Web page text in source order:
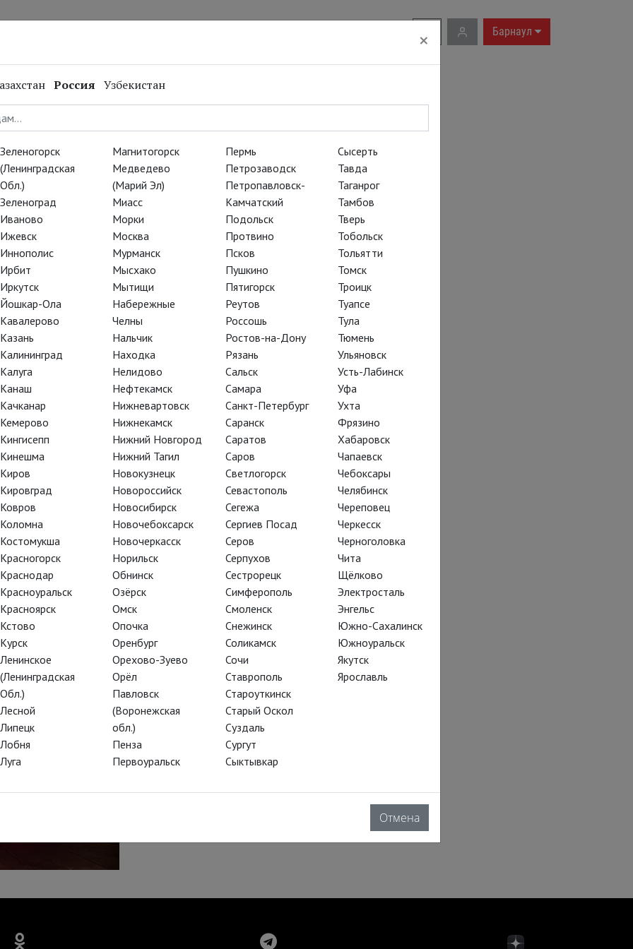
Барнаул
билетов
«Комедиант» Кеннета
еще не во
прямыми и
начиная с Марло и
яркие, резко приходят на
конфликтов
и группой
идей которой стал Джон
новому, социальному
был надолго скинут с
по своим местам, и теперь
а у зрителей проекта
для себя, кто же из них вам
по пьесе Рэттигана и
отстаивает несравненная
а прямая трансляция
×
Россия Узбекистан
Зеленогорск
(Ленинградская
Обл.)
Зеленоград
Иваново
Ижевск
Иннополис
Ирбит
Иркутск
Йошкар-Ола
Кавалерово
Казань
Калининград
Калуга
Канаш
Качканар
Кемерово
Кингисепп
Кинешма
Киров
Кировград
Ковров
Коломна
Костомукша
Красногорск
Краснодар
Красноуральск
Красноярск
Кстово
Курск
Ленинское
(Ленинградская
Обл.)
Лесной
Липецк
Лобня
Луга
Магнитогорск
Медведево
(Марий Эл)
Миасс
Морки
Москва
Мурманск
Мысхако
Мытищи
Набережные
Челны
Нальчик
Находка
Нелидово
Нефтекамск
Нижневартовск
Нижнекамск
Нижний Новгород
Нижний Тагил
Новокузнецк
Новороссийск
Новосибирск
Новочебоксарск
Новочеркасск
Норильск
Обнинск
Озёрск
Омск
Опочка
Оренбург
Орехово-Зуево
Орёл
Павловск
(Воронежская
обл.)
Пенза
Первоуральск
Пермь
Петрозаводск
Петропавловск-
Камчатский
Подольск
Протвино
Псков
Пушкино
Пятигорск
Реутов
Россошь
Ростов-на-Дону
Рязань
Сальск
Самара
Санкт-Петербург
Саранск
Саратов
Саров
Светлогорск
Севастополь
Сегежа
Сергиев Посад
Серов
Серпухов
Сестрорецк
Симферополь
Смоленск
Снежинск
Соликамск
Сочи
Ставрополь
Староуткинск
Старый Оскол
Суздаль
Сургут
Сыктывкар
Сысерть
Тавда
Таганрог
Тамбов
Тверь
Тобольск
Тольятти
Томск
Троицк
Туапсе
Тула
Тюмень
Ульяновск
Усть-Лабинск
Уфа
Ухта
Фрязино
Хабаровск
Чапаевск
Чебоксары
Челябинск
Череповец
Черкесск
Черноголовка
Чита
Щёлково
Электросталь
Энгельс
Южно-Сахалинск
Южноуральск
Якутск
Ярославль
Отмена